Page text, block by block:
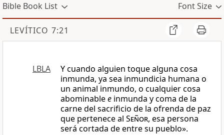
Bible Book List Font Size
LEVÍTICO 7:21
LBLA
Y cuando alguien toque alguna cosa
inmunda, ya sea inmundicia humana o
un animal inmundo, o cualquier cosa
abominablee inmunda y coma de la
carne del sacrificio de la ofrenda de paz
que pertenece al Señor, esa persona
será cortada de entre su pueblo».